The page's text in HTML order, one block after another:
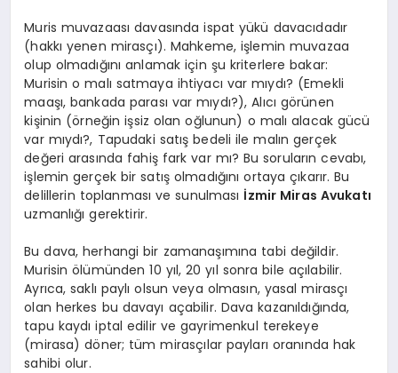
Muris muvazaası davasında ispat yükü davacıdadır
(hakkı yenen mirasçı). Mahkeme, işlemin muvazaa
olup olmadığını anlamak için şu kriterlere bakar:
Murisin o malı satmaya ihtiyacı var mıydı? (Emekli
maaşı, bankada parası var mıydı?), Alıcı görünen
kişinin (örneğin işsiz olan oğlunun) o malı alacak gücü
var mıydı?, Tapudaki satış bedeli ile malın gerçek
değeri arasında fahiş fark var mı? Bu soruların cevabı,
işlemin gerçek bir satış olmadığını ortaya çıkarır. Bu
delillerin toplanması ve sunulması İzmir Miras Avukatı
uzmanlığı gerektirir.
Bu dava, herhangi bir zamanaşımına tabi değildir.
Murisin ölümünden 10 yıl, 20 yıl sonra bile açılabilir.
Ayrıca, saklı paylı olsun veya olmasın, yasal mirasçı
olan herkes bu davayı açabilir. Dava kazanıldığında,
tapu kaydı iptal edilir ve gayrimenkul terekeye
(mirasa) döner; tüm mirasçılar payları oranında hak
sahibi olur.